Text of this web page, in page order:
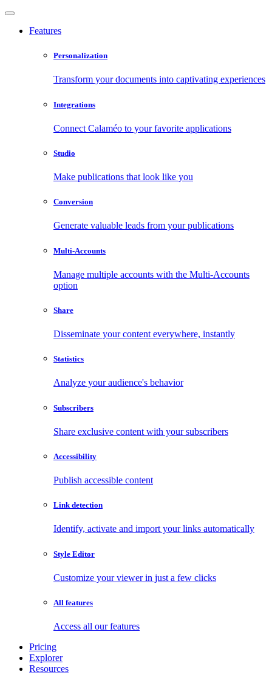
Features
Personalization
Transform your documents into captivating experiences
Integrations
Connect Calaméo to your favorite applications
Studio
Make publications that look like you
Conversion
Generate valuable leads from your publications
Multi-Accounts
Manage multiple accounts with the Multi-Accounts
option
Share
Disseminate your content everywhere, instantly
Statistics
Analyze your audience's behavior
Subscribers
Share exclusive content with your subscribers
Accessibility
Publish accessible content
Link detection
Identify, activate and import your links automatically
Style Editor
Customize your viewer in just a few clicks
All features
Access all our features
Pricing
Explorer
Resources